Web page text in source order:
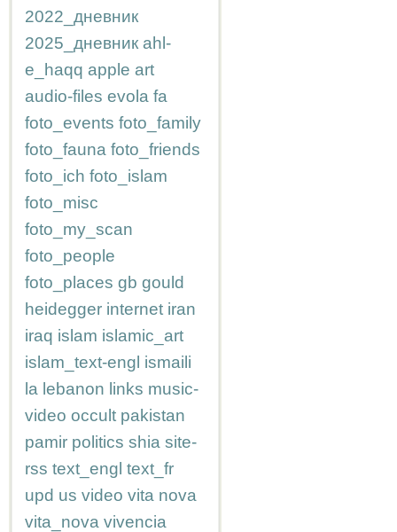
2022_дневник
2025_дневник ahl-
e_haqq apple art
audio-files evola fa
foto_events foto_family
foto_fauna foto_friends
foto_ich foto_islam
foto_misc
foto_my_scan
foto_people
foto_places gb gould
heidegger internet iran
iraq islam islamic_art
islam_text-engl ismaili
la lebanon links music-
video occult pakistan
pamir politics shia site-
rss text_engl text_fr
upd us video vita nova
vita_nova vivencia